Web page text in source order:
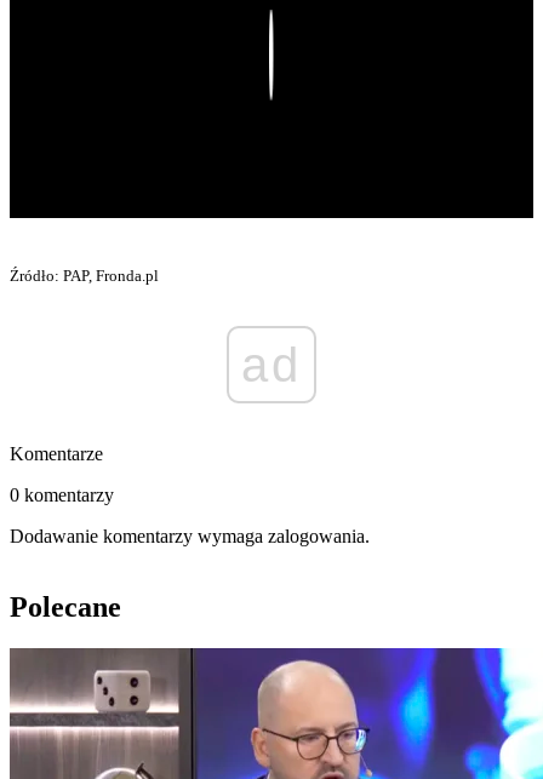
Źródło: PAP, Fronda.pl
ad
Komentarze
0 komentarzy
Dodawanie komentarzy wymaga zalogowania.
Polecane